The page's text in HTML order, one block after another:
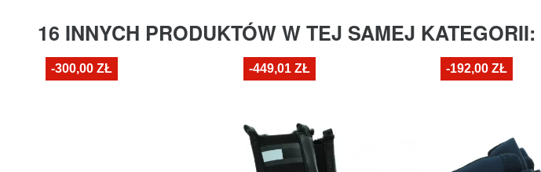
16 INNYCH PRODUKTÓW W TEJ SAMEJ KATEGORII:
-300,00 ZŁ -449,01 ZŁ -192,00 ZŁ